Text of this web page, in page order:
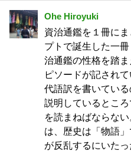
Ohe Hiroyuki
資治通鑑を１冊に
プトで誕生した一
治通鑑の性格を踏
ピソードが記され
代語訳を書いてい
説明しているとこ
を読まねばならな
は、歴史は「物語
が反乱するにいた